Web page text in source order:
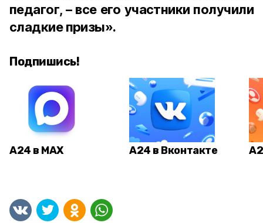
педагог, – все его участники получили
сладкие призы».
Подпишись!
А24 в MAX А24 в Вконтакте